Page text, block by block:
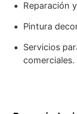
Reparación
Pintura
Servicios
comerciales.